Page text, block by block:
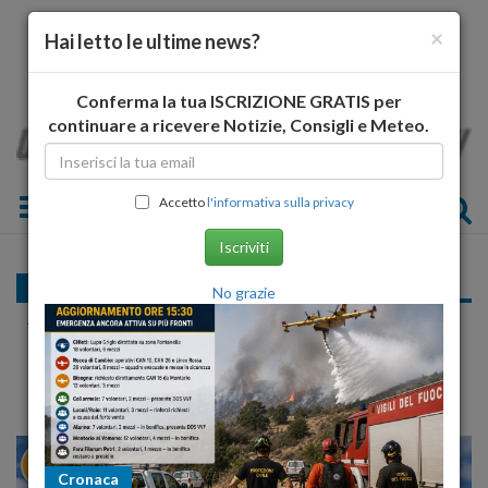
Toggle navigation
Angelo De Nicola presenta il suo libro a Silvi Marina
''Il nostro terremoto''
MILANO 22 27
×
Hai letto le ultime news?
Conferma la tua ISCRIZIONE GRATIS per
continuare a ricevere Notizie, Consigli e Meteo.
Accettol'informativa sulla privacy
Iscriviti
No grazie
Cronaca